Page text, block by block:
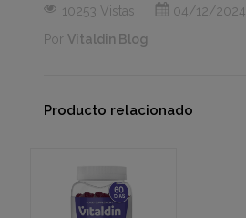
10253 Vistas
04/12/2024
Por Vitaldin Blog
Producto relacionado